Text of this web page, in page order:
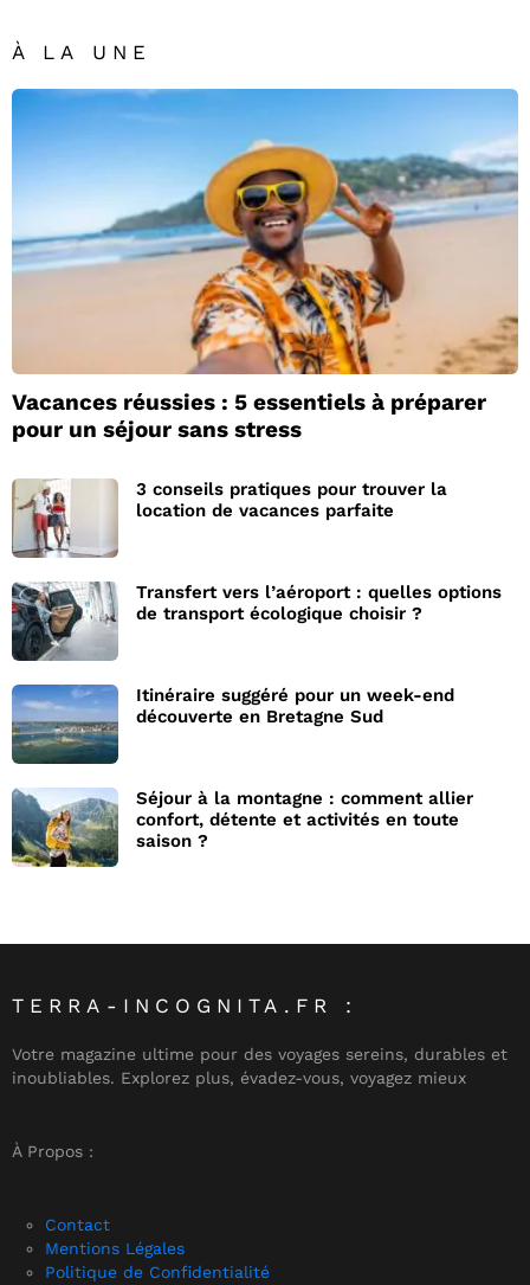
À LA UNE
Vacances réussies : 5 essentiels à préparer
pour un séjour sans stress
3 conseils pratiques pour trouver la
location de vacances parfaite
Transfert vers l’aéroport : quelles options
de transport écologique choisir ?
Itinéraire suggéré pour un week-end
découverte en Bretagne Sud
Séjour à la montagne : comment allier
confort, détente et activités en toute
saison ?
TERRA-INCOGNITA.FR :
Votre magazine ultime pour des voyages sereins, durables et
inoubliables. Explorez plus, évadez-vous, voyagez mieux
À Propos :
Contact
Mentions Légales
Politique de Confidentialité